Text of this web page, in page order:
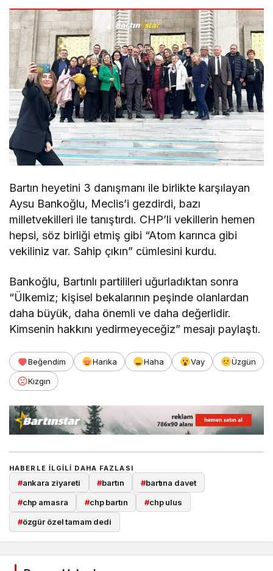
Bartın heyetini 3 danışmanı ile birlikte karşılayan
Aysu Bankoğlu, Meclis’i gezdirdi, bazı
milletvekilleri ile tanıştırdı. CHP’li vekillerin hemen
hepsi, söz birliği etmiş gibi “Atom karınca gibi
vekiliniz var. Sahip çıkın” cümlesini kurdu.
Bankoğlu, Bartınlı partilileri uğurladıktan sonra
“Ülkemiz; kişisel bekalarının peşinde olanlardan
daha büyük, daha önemli ve daha değerlidir.
Kimsenin hakkını yedirmeyeceğiz” mesajı paylaştı.
Beğendim Harika Haha Vay
Üzgün
Kızgın
HABERLE ILGILI DAHA FAZLASI
#ankara ziyareti #bartın #bartına davet
#chp amasra #chp bartın #chp ulus
#özgür özel tamam dedi